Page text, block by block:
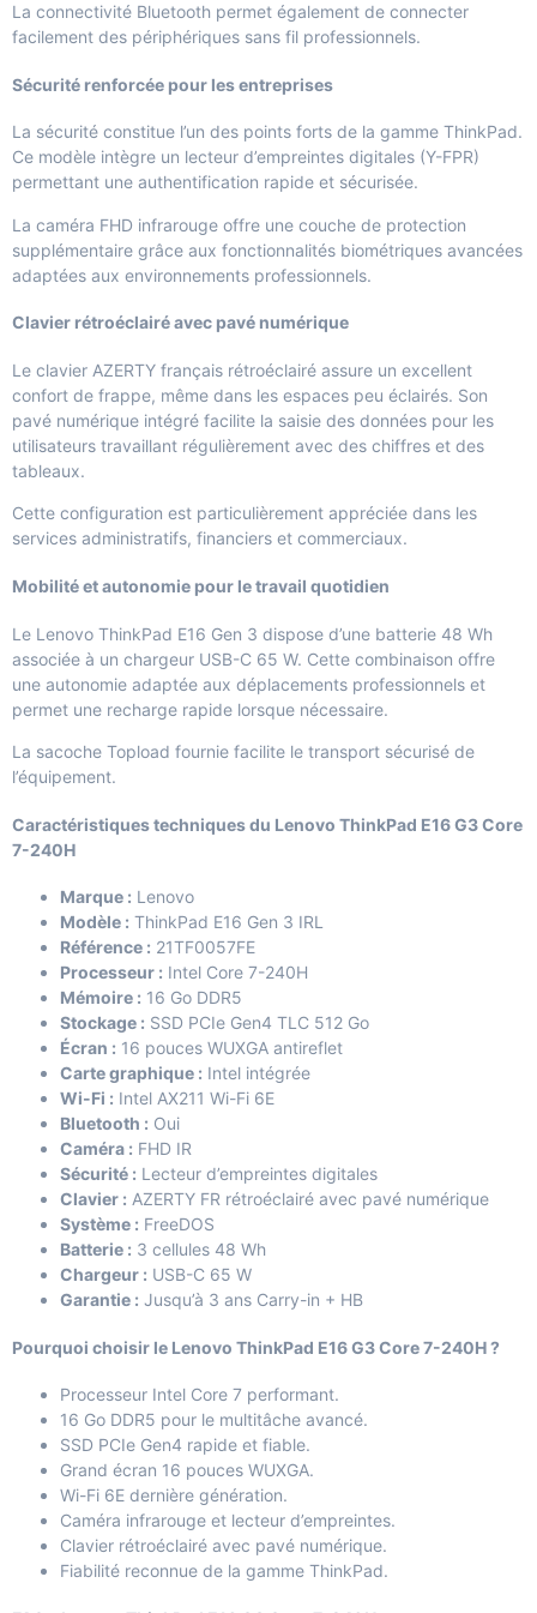
La connectivité Bluetooth permet également de connecter
facilement des périphériques sans fil professionnels.
Sécurité renforcée pour les entreprises
La sécurité constitue l’un des points forts de la gamme ThinkPad.
Ce modèle intègre un lecteur d’empreintes digitales (Y-FPR)
permettant une authentification rapide et sécurisée.
La caméra FHD infrarouge offre une couche de protection
supplémentaire grâce aux fonctionnalités biométriques avancées
adaptées aux environnements professionnels.
Clavier rétroéclairé avec pavé numérique
Le clavier AZERTY français rétroéclairé assure un excellent
confort de frappe, même dans les espaces peu éclairés. Son
pavé numérique intégré facilite la saisie des données pour les
utilisateurs travaillant régulièrement avec des chiffres et des
tableaux.
Cette configuration est particulièrement appréciée dans les
services administratifs, financiers et commerciaux.
Mobilité et autonomie pour le travail quotidien
Le Lenovo ThinkPad E16 Gen 3 dispose d’une batterie 48 Wh
associée à un chargeur USB-C 65 W. Cette combinaison offre
une autonomie adaptée aux déplacements professionnels et
permet une recharge rapide lorsque nécessaire.
La sacoche Topload fournie facilite le transport sécurisé de
l’équipement.
Caractéristiques techniques du Lenovo ThinkPad E16 G3 Core
7-240H
Marque : Lenovo
Modèle : ThinkPad E16 Gen 3 IRL
Référence : 21TF0057FE
Processeur : Intel Core 7-240H
Mémoire : 16 Go DDR5
Stockage : SSD PCIe Gen4 TLC 512 Go
Écran : 16 pouces WUXGA antireflet
Carte graphique : Intel intégrée
Wi-Fi : Intel AX211 Wi-Fi 6E
Bluetooth : Oui
Caméra : FHD IR
Sécurité : Lecteur d’empreintes digitales
Clavier : AZERTY FR rétroéclairé avec pavé numérique
Système : FreeDOS
Batterie : 3 cellules 48 Wh
Chargeur : USB-C 65 W
Garantie : Jusqu’à 3 ans Carry-in + HB
Pourquoi choisir le Lenovo ThinkPad E16 G3 Core 7-240H ?
Processeur Intel Core 7 performant.
16 Go DDR5 pour le multitâche avancé.
SSD PCIe Gen4 rapide et fiable.
Grand écran 16 pouces WUXGA.
Wi-Fi 6E dernière génération.
Caméra infrarouge et lecteur d’empreintes.
Clavier rétroéclairé avec pavé numérique.
Fiabilité reconnue de la gamme ThinkPad.